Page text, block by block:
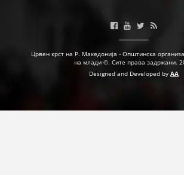
Црвен крст на Р. Македонија - Општинска
на млади ©. Сите права задржани.
Designed and Developed by AA